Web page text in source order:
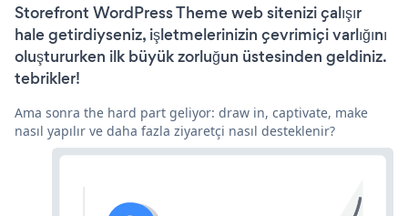
Storefront WordPress Theme web sitenizi çalışır
hale getirdiyseniz, işletmelerinizin çevrimiçi varlığını
oluştururken ilk büyük zorluğun üstesinden geldiniz.
tebrikler!
Ama sonra the hard part geliyor: draw in, captivate, make
nasıl yapılır ve daha fazla ziyaretçi nasıl desteklenir?